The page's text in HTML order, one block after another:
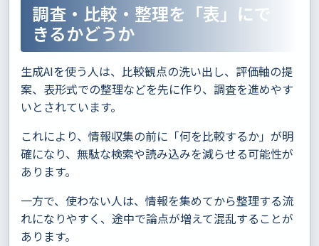
調査・比較・整理を「表」にで
きるかどうか
生成AIを使う人は、比較観点の洗い出し、評価軸の提
案、表形式での整理などを先に作り、調査を進めやす
いとされています。
これにより、情報収集の前に「何を比較するか」が明
確になり、無駄な検索や読み込みを減らせる可能性が
あります。
一方で、使わない人は、情報を集めてから整理する流
れになりやすく、途中で論点が増えて混乱することが
あります。